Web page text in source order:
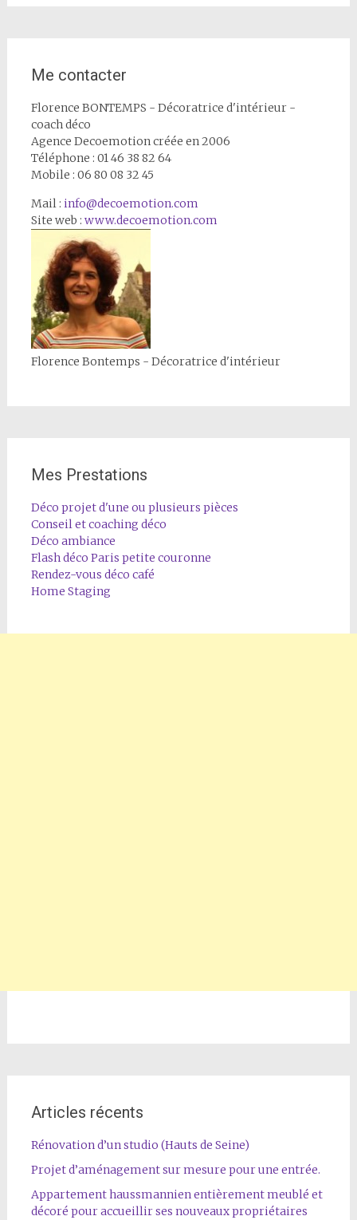
Me contacter
Florence BONTEMPS - Décoratrice d'intérieur -
coach déco
Agence Decoemotion créée en 2006
Téléphone : 01 46 38 82 64
Mobile : 06 80 08 32 45
Mail : info@decoemotion.com
Site web : www.decoemotion.com
Florence Bontemps - Décoratrice d'intérieur
Mes Prestations
Déco projet d'une ou plusieurs pièces
Conseil et coaching déco
Déco ambiance
Flash déco Paris petite couronne
Rendez-vous déco café
Home Staging
Articles récents
Rénovation d’un studio (Hauts de Seine)
Projet d’aménagement sur mesure pour une entrée.
Appartement haussmannien entièrement meublé et
décoré pour accueillir ses nouveaux propriétaires